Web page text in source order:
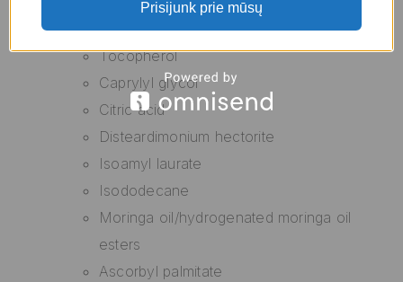
Titanium dioxide
Tocopherol
Caprylyl glycol
Citric acid
Disteardimonium hectorite
Isoamyl laurate
Isododecane
Moringa oil/hydrogenated moringa oil
esters
Ascorbyl palmitate
Prisijunk prie mūsų